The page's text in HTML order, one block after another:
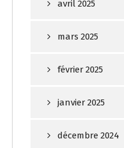
avril 2025
mars 2025
février 2025
janvier 2025
décembre 2024